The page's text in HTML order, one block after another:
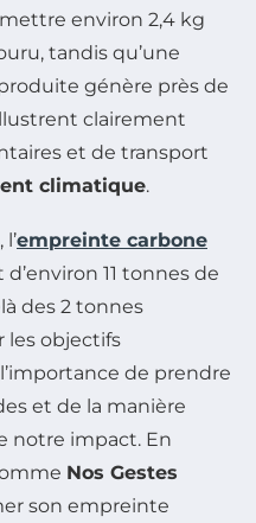
environ 2,4 kg
tandis qu’une
génère près de
clairement
et de transport
climatique.
empreinte carbone
11 tonnes de
des 2 tonnes
les objectifs
de prendre
et de la manière
notre impact. En
Nos Gestes
son empreinte